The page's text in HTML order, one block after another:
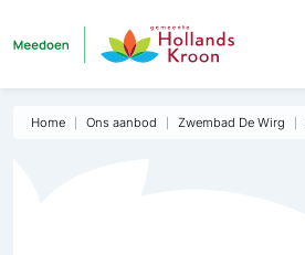
Home Ons aanbod Zwembad De Wirg